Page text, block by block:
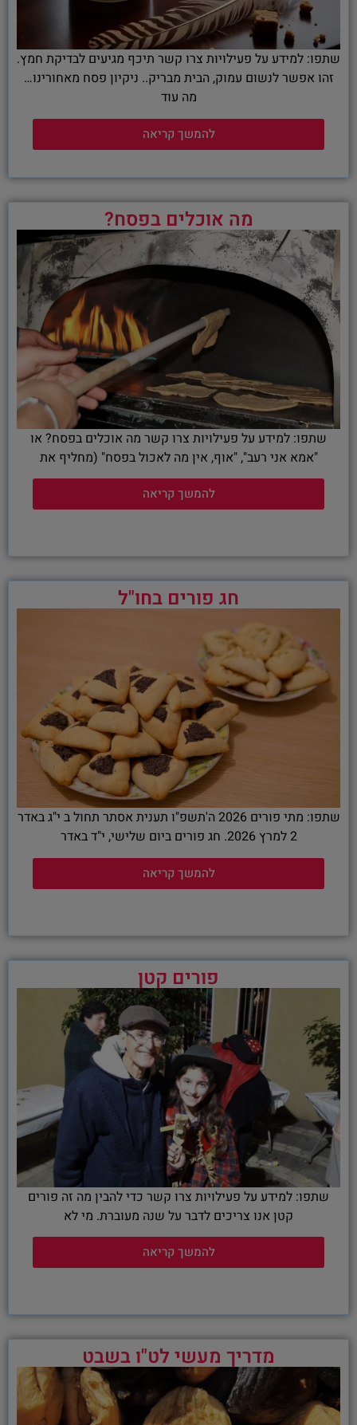
שתפו: למידע על פעילויות צרו קשר תיכף מגיעים לבדיקת חמץ.
זהו אפשר לנשום עמוק, הבית מבריק.. ניקיון פסח מאחורינו…
מה עוד
להמשך קריאה
מה אוכלים בפסח?
שתפו: למידע על פעילויות צרו קשר מה אוכלים בפסח? או
"אמא אני רעב", "אוף, אין מה לאכול בפסח" (מחליף את
להמשך קריאה
חג פורים בחו"ל
שתפו: מתי פורים 2026 ה'תשפ"ו תענית אסתר תחול ב י"ג באדר
2 למרץ 2026. חג פורים ביום שלישי, י"ד באדר
להמשך קריאה
פורים קטן
שתפו: למידע על פעילויות צרו קשר כדי להבין מה זה פורים
קטן אנו צריכים לדבר על שנה מעוברת. מי לא
להמשך קריאה
מדריך מעשי לט"ו בשבט